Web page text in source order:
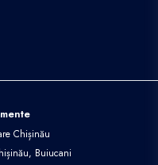
Chișinău
Buiucani